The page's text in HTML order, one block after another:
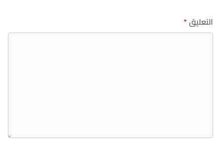
التعليق*